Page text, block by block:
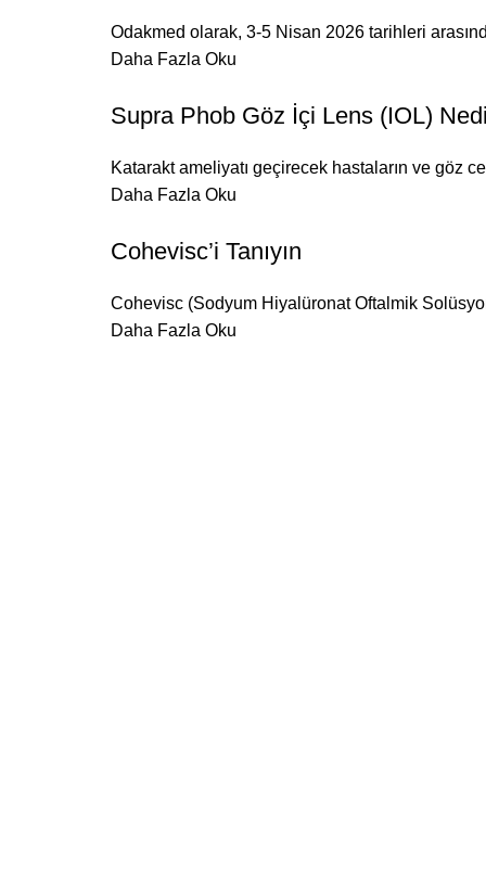
Odakmed olarak, 3-5 Nisan 2026 tarihleri
Daha Fazla Oku
Supra Phob Göz İçi Lens (IOL)
Katarakt ameliyatı geçirecek hastaların ve göz
Daha Fazla Oku
Cohevisc’i Tanıyın
Cohevisc (Sodyum Hiyalüronat Oftalmik
Daha Fazla Oku